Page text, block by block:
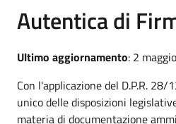
Autentica di
Ultimo aggiornamento: 2
Con l'applicazione del D.P.R.
unico delle disposizioni
materia di documentazione